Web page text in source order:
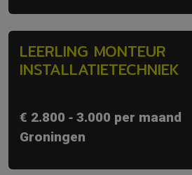
LEERLING MONTEUR
INSTALLATIETECHNIEK
€ 2.800 ‐ 3.000 per maand
Groningen